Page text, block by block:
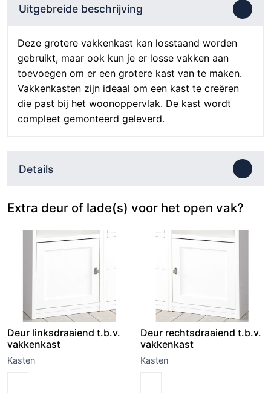
Uitgebreide beschrijving
Deze grotere vakkenkast kan losstaand worden
gebruikt, maar ook kun je er losse vakken aan
toevoegen om er een grotere kast van te maken.
Vakkenkasten zijn ideaal om een kast te creëren
die past bij het woonoppervlak. De kast wordt
compleet gemonteerd geleverd.
Details
Extra deur of lade(s) voor het open vak?
Deur linksdraaiend t.b.v.
vakkenkast
Kasten
Deur rechtsdraaiend t.b.v.
vakkenkast
Kasten